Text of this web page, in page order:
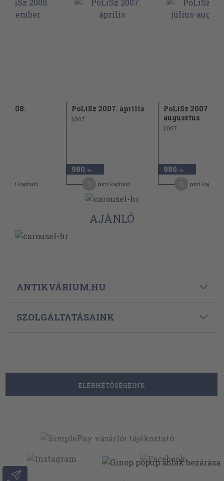
2008.
pont kapható
PoLíSz 2007. április
2007
980 ,-Ft
pont kapható
PoLíSz 2007.
augusztus
2007
980 ,-Ft
pont kapható
AJÁNLÓ
ANTIKVÁRIUM.HU
SZOLGÁLTATÁSAINK
ELÉRHETŐSÉGEINK